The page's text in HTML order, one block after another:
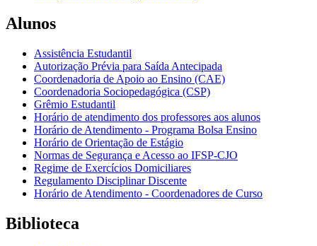
Alunos
Assistência Estudantil
Autorização Prévia para Saída Antecipada
Coordenadoria de Apoio ao Ensino (CAE)
Coordenadoria Sociopedagógica (CSP)
Grêmio Estudantil
Horário de atendimento dos professores aos alunos
Horário de Atendimento - Programa Bolsa Ensino
Horário de Orientação de Estágio
Normas de Segurança e Acesso ao IFSP-CJO
Regime de Exercícios Domiciliares
Regulamento Disciplinar Discente
Horário de Atendimento - Coordenadores de Curso
Biblioteca